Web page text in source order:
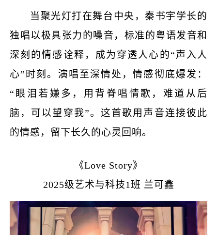
当聚光灯打在舞台中央，秦书宇学长的
独唱以极具张力的嗓音，标准的粤语发音和
深刻的情感诠释，成为穿透人心的“声入人
心”时刻。演唱至深情处，情感彻底爆发：
“眼泪若嫌多，用背脊唱情歌，难道从后
脑，可以望穿我”。这首歌用声音连接彼此
的情感，留下长久的心灵回响。
《Love Story》
2025级艺术与科技1班 兰可鑫